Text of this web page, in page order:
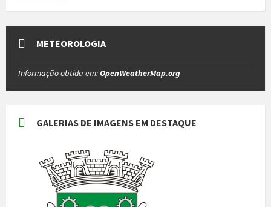
METEOROLOGIA
Informação obtida em:OpenWeatherMap.org
GALERIAS DE IMAGENS EM DESTAQUE